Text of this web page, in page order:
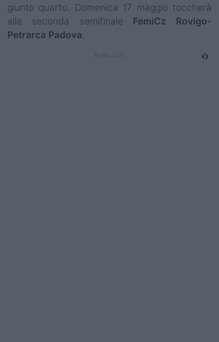
Serie A Elite
Campionati
giunto quarto. Domenica 17 maggio toccherà
alla seconda semifinale FemiCz Rovigo-
Petrarca Padova.